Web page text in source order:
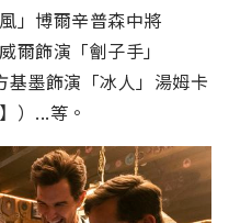
」博爾辛普森中將
爾飾演「劊子手」
基墨飾演「冰人」湯姆卡
）...等。